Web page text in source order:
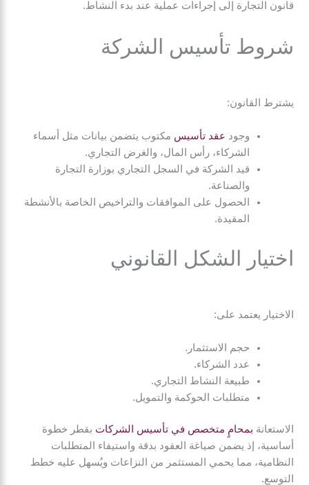
قانون التجارة إلى إجراءات عملية عند بدء النشاط.
شروط تأسيس الشركة
يشترط القانون:
وجود عقد تأسيس مكتوب يتضمن بيانات مثل أسماء
الشركاء، رأس المال، والغرض التجاري.
قيد الشركة في السجل التجاري بوزارة التجارة
والصناعة.
الحصول على الموافقات والتراخيص الخاصة بالأنشطة
المقيدة.
اختيار الشكل القانوني
الاختيار يعتمد على:
حجم الاستثمار.
عدد الشركاء.
طبيعة النشاط التجاري.
متطلبات الحوكمة والتمويل.
الاستعانة بمحامٍ متخصص في تأسيس الشركات بقطر خطوة
أساسية، إذ يضمن صياغة العقود بدقة واستيفاء المتطلبات
النظامية، مما يحمي المستثمر من النزاعات ويُسهل عليه خطط
التوسع.